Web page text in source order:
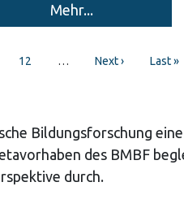
Mehr...
Page
12 …
Next
Next ›
Last
Last »
Bildungsforschung
des BMBF
durch.